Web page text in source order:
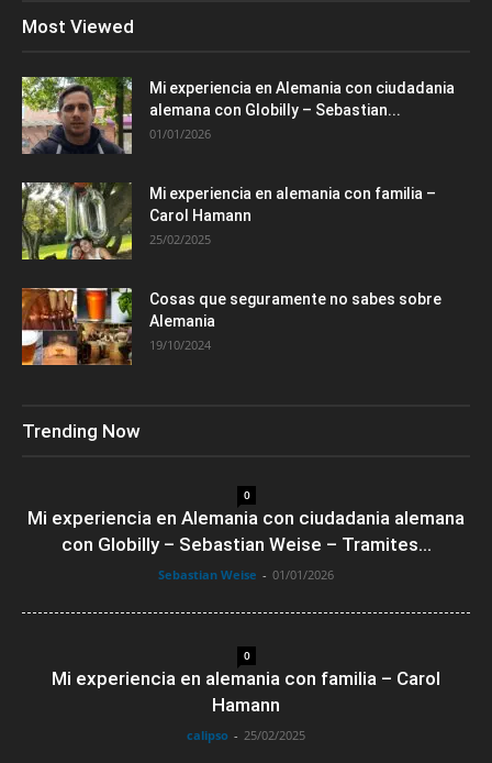
Most Viewed
Mi experiencia en Alemania con ciudadania
alemana con Globilly – Sebastian...
01/01/2026
Mi experiencia en alemania con familia –
Carol Hamann
25/02/2025
Cosas que seguramente no sabes sobre
Alemania
19/10/2024
Trending Now
0
Mi experiencia en Alemania con ciudadania alemana
con Globilly – Sebastian Weise – Tramites...
Sebastian Weise - 01/01/2026
0
Mi experiencia en alemania con familia – Carol
Hamann
calipso - 25/02/2025